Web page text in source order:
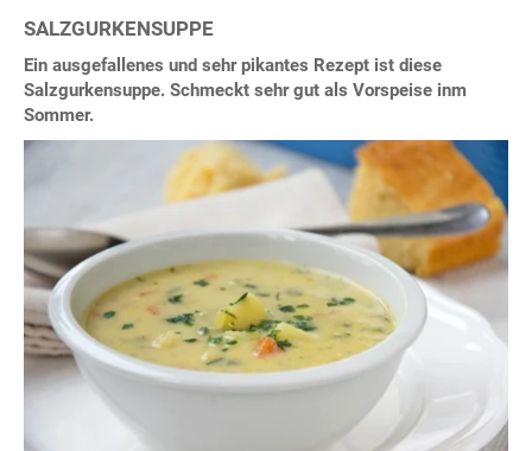
SALZGURKENSUPPE
Ein ausgefallenes und sehr pikantes Rezept ist diese
Salzgurkensuppe. Schmeckt sehr gut als Vorspeise inm
Sommer.